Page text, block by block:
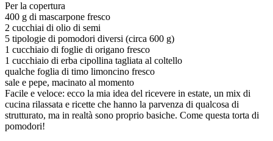
Per la copertura
400 g di mascarpone fresco
2 cucchiai di olio di semi
5 tipologie di pomodori diversi (circa 600 g)
1 cucchiaio di foglie di origano fresco
1 cucchiaio di erba cipollina tagliata al coltello
qualche foglia di timo limoncino fresco
sale e pepe, macinato al momento
Facile e veloce: ecco la mia idea del ricevere in estate, un mix di
cucina rilassata e ricette che hanno la parvenza di qualcosa di
strutturato, ma in realtà sono proprio basiche. Come questa torta di
pomodori!